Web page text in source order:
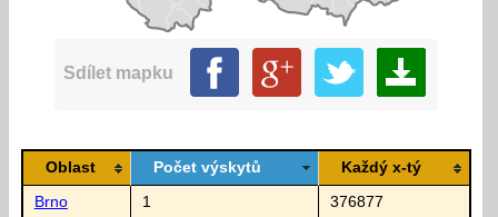
Sdílet mapku
Oblast Počet výskytů Každý x-tý
Brno 1 376877